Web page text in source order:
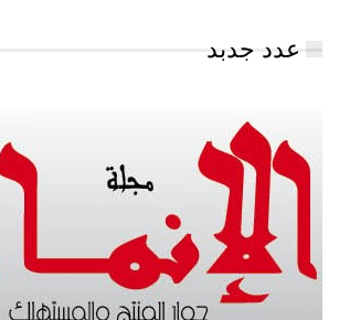
عدد جدبد